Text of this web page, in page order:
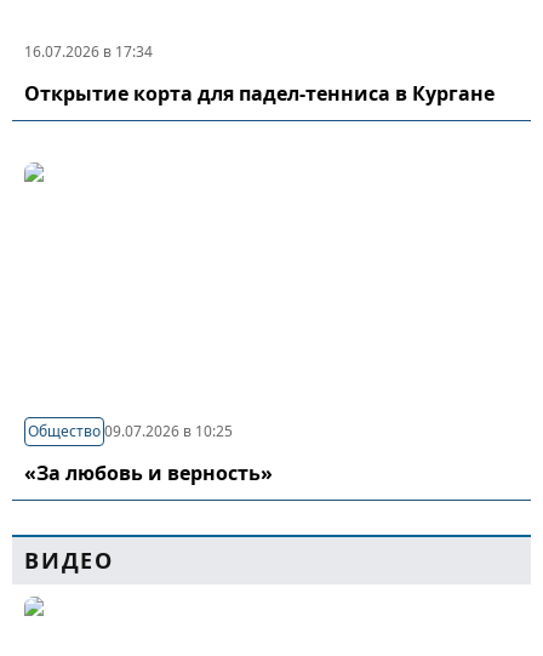
16.07.2026 в 17:34
Открытие корта для падел-тенниса в Кургане
Общество09.07.2026 в 10:25
«За любовь и верность»
ВИДЕО